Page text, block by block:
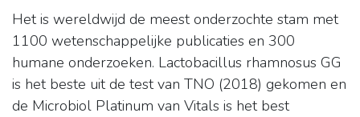
Het is wereldwijd de meest onderzochte stam met
1100 wetenschappelijke publicaties en 300
humane onderzoeken. Lactobacillus rhamnosus GG
is het beste uit de test van TNO (2018) gekomen en
de Microbiol Platinum van Vitals is het best